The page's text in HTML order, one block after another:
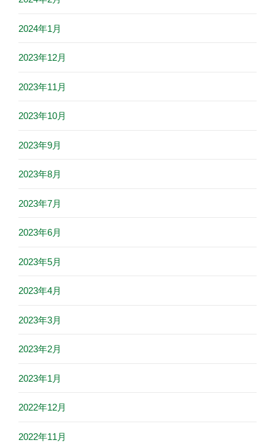
2024年1月
2023年12月
2023年11月
2023年10月
2023年9月
2023年8月
2023年7月
2023年6月
2023年5月
2023年4月
2023年3月
2023年2月
2023年1月
2022年12月
2022年11月